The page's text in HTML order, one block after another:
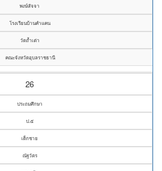
พงษ์สัจจา
โรงเรียนบ้านคำแคน
วัดถ้ำเต่า
คณะจังหวัดอุบลราชธานี
26
ประถมศึกษา
ป.๕
เด็กชาย
ณัฐวัตร